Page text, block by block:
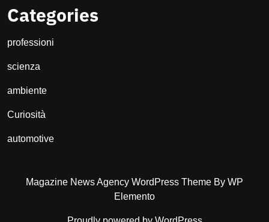
Categories
professioni
scienza
ambiente
Curiosità
automotive
Magazine News Agency WordPress Theme By WP
Elemento